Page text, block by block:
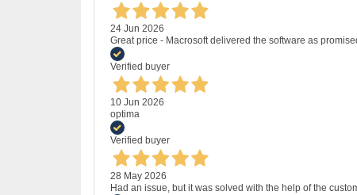
24 Jun 2026
Great price - Macrosoft delivered the software as
Verified buyer
10 Jun 2026
optima
Verified buyer
28 May 2026
Had an issue, but it was solved with the help of the